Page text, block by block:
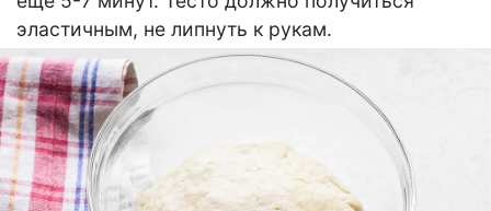
эластичным, не липнуть к рукам.